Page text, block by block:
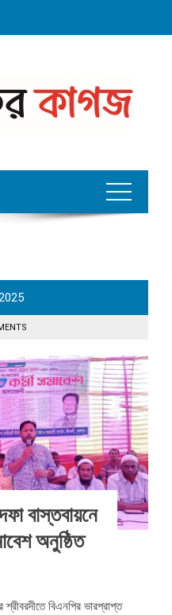
বাস্তবায়নে
অনুষ্ঠিত
শ্রীবরদীতে বিএনপির ভারপ্রাপ্ত